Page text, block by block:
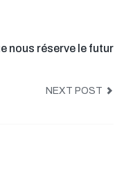
nous réserve le futur
NEXT POST